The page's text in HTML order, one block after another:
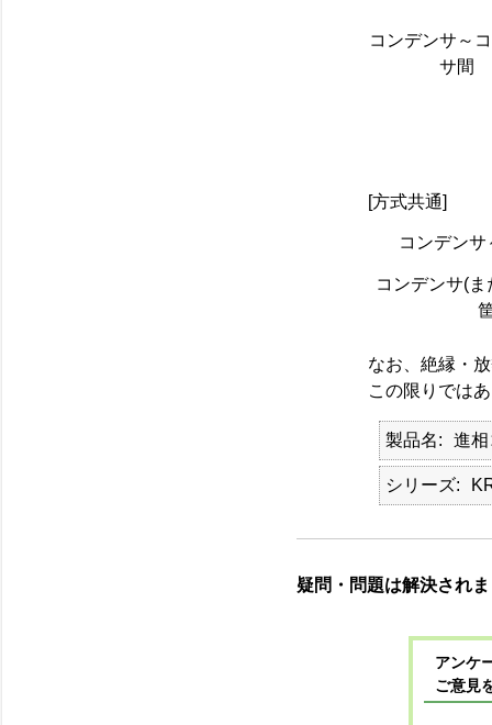
コンデンサ～
サ間
[方式共通]
コンデン
コンデンサ(
なお、絶縁・
この限りでは
製品名 進
シリーズ
疑問・問題は解決され
アンケ
ご意見